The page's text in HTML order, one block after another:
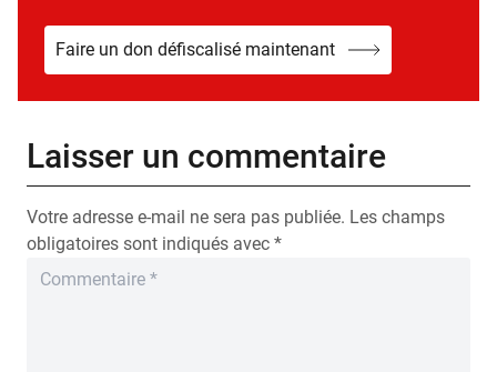
Faire un don défiscalisé maintenant
Laisser un commentaire
Votre adresse e-mail ne sera pas publiée. Les champs
obligatoires sont indiqués avec *